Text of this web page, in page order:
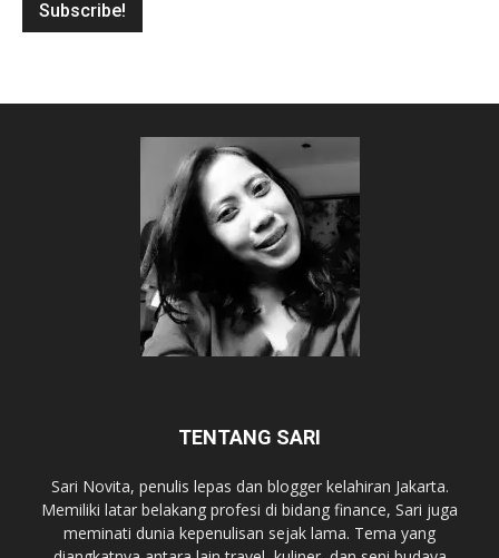
TENTANG SARI
Sari Novita, penulis lepas dan blogger kelahiran Jakarta.
Memiliki latar belakang profesi di bidang finance, Sari juga
meminati dunia kepenulisan sejak lama. Tema yang